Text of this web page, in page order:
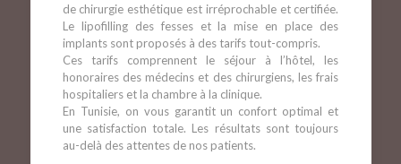
de chirurgie esthétique est irréprochable et certifiée.
Le lipofilling des fesses et la mise en place des
implants sont proposés à des tarifs tout-compris.
Ces tarifs comprennent le séjour à l’hôtel, les
honoraires des médecins et des chirurgiens, les frais
hospitaliers et la chambre à la clinique.
En Tunisie, on vous garantit un confort optimal et
une satisfaction totale. Les résultats sont toujours
au-delà des attentes de nos patients.